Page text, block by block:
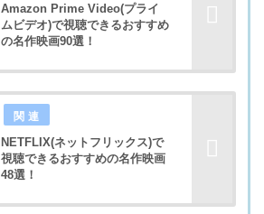
Amazon Prime Video(プライ
ムビデオ)で視聴できるおすすめ
の名作映画90選！
NETFLIX(ネットフリックス)で
視聴できるおすすめの名作映画
48選！